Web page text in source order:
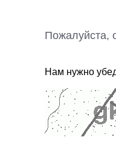
Пожалуйста,
Нам нужно